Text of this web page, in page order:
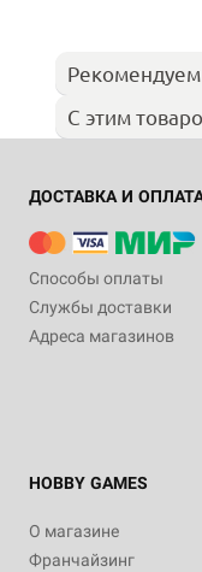
С этим
ДОСТАВКА И
Способы оплаты
Службы доставки
Адреса магазинов
HOBBY GAMES
О магазине
Франчайзинг